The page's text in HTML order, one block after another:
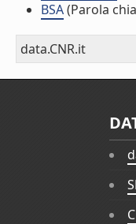
BSA(Parola
data.CNR.it